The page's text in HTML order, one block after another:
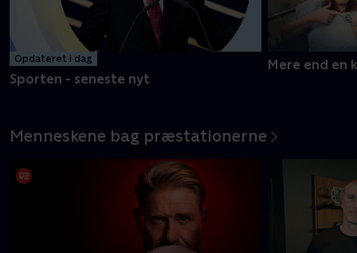
Opdateret i dag
Sporten - seneste nyt
Mere end en
Menneskene bag præstationerne